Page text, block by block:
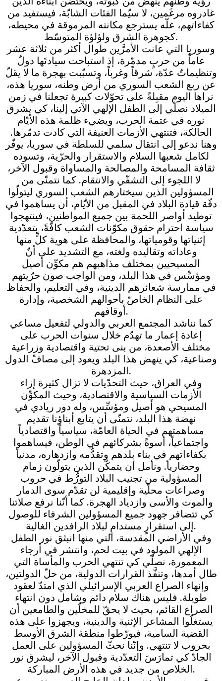
غادروه مرغَمين، لا سيّما الفئات الشابّة، فيستفيد من
كفاءاتهم، علّه يسترجع مكانته المرموقة في محيطه،
كجوهرة الشرق ولؤلؤة المتوسّط.
وسوريا التي عانت الأمرَّين طوال أكثر من ثلاثة عشر
عاماً من حربٍ مدمّرة، إذ استباحت سيادتَها دولٌ
وتنظيماتٌ عدّة، شرقاً وغرباً، وتسبّبت بهجرة ما لا يقلّ
عن ربع الشعب السوري من أرض وطنه، سوريا هذه،
نراها اليوم مقبِلةً على تحوّلات كبيرة تجعلنا في زمن
الميلاد نصلّي إلى الطفل الإلهي الآتي إلينا، كي يشرق
نوره في عتمة الحرب، ويضيء ظلمة هذه الأيّام
الحالكة، فتنتهي الأزمات العنيفة التي كادت تدمّرها.
وهنا ندعو إلى انتقال سلمي للسلطة في سوريا، يوفّر
لكامل شعبها السلام والاستقرار والحرّية، وتسوده
ثقافة المسامحة والمصالحة والمساواة وقبول الآخر،
لا اللجوء إلى التشفّي والانتقام. كما نتمنّى من
المسؤولين الذين سيختارهم الشعب السوري ليتولّوا
دفّة قيادة البلاد في المقبل من الأيّام، أن يساهموا في
توطيد أواصر اللحمة بين جميع المواطنين، فينتهجوا
سياسة احترام حقوق مكوّنات الشعب كافّةً، بتعدّدية
إثنياتها وقومياتها، والمحافظة على هوية كلٍّ منها
وعاداته وتقاليده ولغته، مع التشديد على أنّ
المسيحيين بمختلف مذاهبهم هم مكوِّن أصيل
ومؤسِّس في هذا البلد، ومن الواجب صون حرّيتهم
في ممارسة شعائرهم الدينية، وفي التعليم، والحفاظ
على النظام الخاصّ بأحوالهم الشخصية، وإدارة
أوقافهم.
كما نناشد المجتمع العربي والدولي لتفعيل مساعي
إعادة إعمار ما تهدّم خلال سنوات الحرب على
مختلف الأصعدة، من بنى تحتية واقتصادية وزراعية
وصناعية، كي ينهض هذا البلد ويعود إلى مصافّ الدول
المزدهرة.
وفي العراق، حيث التحدّيات لا تزال كثيرة إزاء
الأزمات السياسية والاقتصادية، وحيث المكوِّن
المسيحي هو أصيل ومؤسِّس، وله دور ريادي في
نهضة هذا البلد، نتمنّى أن يتابع أبناؤنا تقديم
مساهمتهم في الحياة العامّة، سياسياً واقتصادياً
واجتماعياً، أسوةً بشركائهم في الوطن، فيساهموا
بكفاءاتهم في بناء بلدهم وتقدُّمه وازدهاره، مدنياً
وحضارياً. ونأمل أن يتمكّن الذين يتولّون زمام
المسؤولية من تجنيب البلاد التورُّط في حروب
وصراعات محلّية وإقليمية لن تقدّم سوى الدمار
والموت والأسى وازدياد الهجرة. كما أنّنا نرفع صلاتنا
كي تتضافر جهود جميع المسؤولين الشرفاء للوصول
إلى استقرارٍ مستدامٍ لبلاد الرافدين الغالية.
وفي الأراضي المقدسة، التي منها انبثق نور الطفل
الإلهي المولود في بيت لحم، وانتشر في أرجاء
المعمورة، نصلّي كي تنتهي الحرب والمأساة التي
طال أمدها، وتنفَّذ القرارات الدولية، من حلّ الدولتين،
وإنهاء الصراع العربي الإسرائيلي الذي امتدّ لعقود
طويلة. فليس هناك سلام دائم وشامل دون انتهاء
الصراع القائم، بحيث لا يحقّ للمخلّين والطامعين أن
يستغلّوا المشاعر الإثنية والدينية، ويجهزوا على هذه
القضية السامية، فيورّطوا منطقة الشرق الأوسط
بحروب لا تنتهي. وإنّنا نحثّ المسؤولين على العمل
الجادّ كي تمارَسَ التعدّدية وقبول الآخر، ليشرق نور
الخلاص من جديد في هذه الأرض المباركة.